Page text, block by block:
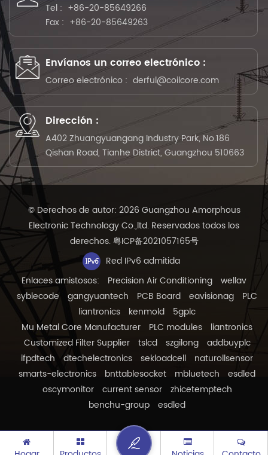
Tel : +86-20-85649266
Fax : +86-20-85649263
Envíanos un correo electrónico :
Correo electrónico : derful@coilcore.com
Dirección :
A402 Zhuangyuangang Industry Park, No.186
Qishan Road, Tianhe District, Guangzhou 510663
© Derechos de autor: 2026 Guangzhou Amorphous
Electronic Technology Co.,ltd. Reservados todos los
derechos.粤ICP备2021057165号
Red IPv6 admitida
Enlaces amistosos:
Precision Air Conditioning
wellav
syblecode
gangyuantech PCB Board eavisionag
PLC
liantronics
kenmold
5gplc
Mu Metal Core Manufacturer
PLC modules
liantronics
Customized Filter Supplier
tslcd szgilong
addbuyplc
ifpdtech
dtechelectronics sekloadcell
naturollsensor
smarts-electronics
bnttablesocket mbluetech
esdled
oscymonitor
current sensor
zhicetemptech
benchu-group
esdled